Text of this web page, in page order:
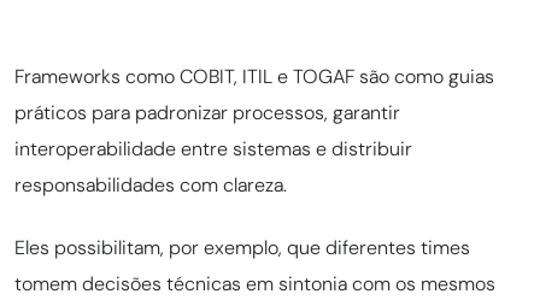
Frameworks como COBIT, ITIL e TOGAF são como guias
práticos para padronizar processos, garantir
interoperabilidade entre sistemas e distribuir
responsabilidades com clareza.
Eles possibilitam, por exemplo, que diferentes times
tomem decisões técnicas em sintonia com os mesmos